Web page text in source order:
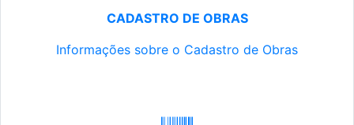
CADASTRO DE OBRAS
Informações sobre o Cadastro de Obras